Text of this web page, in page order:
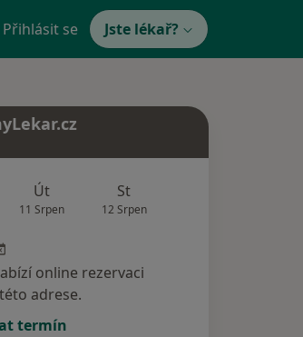
Přihlásit se Jste lékař?
Út
11 Srpen
St
12 Srpen
online rezervaci
adrese.
termín